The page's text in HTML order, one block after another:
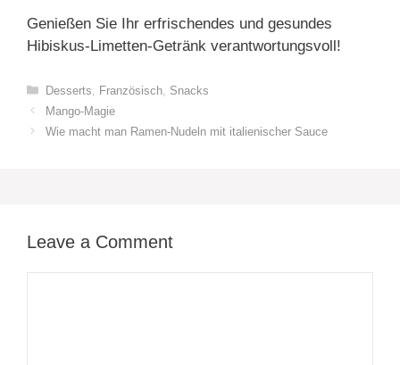
Genießen Sie Ihr erfrischendes und gesundes
Hibiskus-Limetten-Getränk verantwortungsvoll!
Categories
Desserts Französisch, Snacks
Mango-Magie
Wie macht man Ramen-Nudeln mit italienischer Sauce
Leave a Comment